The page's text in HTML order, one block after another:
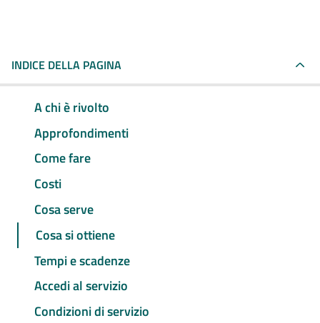
INDICE DELLA PAGINA
A chi è rivolto
Approfondimenti
Come fare
Costi
Cosa serve
Cosa si ottiene
Tempi e scadenze
Accedi al servizio
Condizioni di servizio